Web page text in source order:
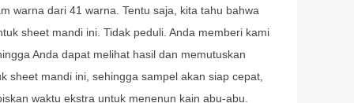
warna dari 41 warna. Tentu saja, kita tahu bahwa
sheet mandi ini. Tidak peduli. Anda memberi kami
Anda dapat melihat hasil dan memutuskan
sheet mandi ini, sehingga sampel akan siap cepat,
waktu ekstra untuk menenun kain abu-abu.